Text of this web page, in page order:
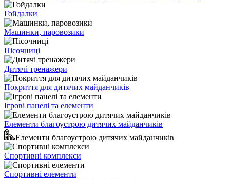
Гойдалки
Машинки, паровозики
Пісочниці
Дитячі тренажери
Покриття для дитячих майданчиків
Ігрові панелі та елементи
Елементи благоустрою дитячих майданчиків
Елементи благоустрою дитячих майданчиків
Спортивні комплекси
Спортивні елементи